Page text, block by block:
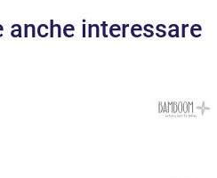
anche interessare